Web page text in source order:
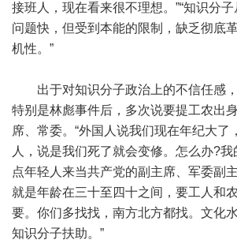
接班人，现在看来很不理想。”“知识分
问题快，但受到本能的限制，缺乏彻底
机性。”
出于对知识分子政治上的不信任感，
特别是林彪事件后，多次说要提工农出
席、常委。“外国人说我们现在年纪大了
人，说是我们死了就会变修。怎么办?
点年轻人来当共产党的副主席、军委副
就是年龄在三十至四十之间，要工人和
要。你们多找找，南方北方都找。文化
知识分子扶助。”